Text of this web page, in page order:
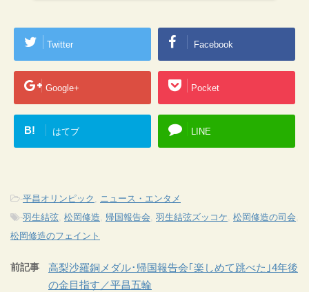
Twitter Facebook
Google+ Pocket
B! はてブ LINE
-平昌オリンピック , ニュース・エンタメ
-羽生結弦, 松岡修造, 帰国報告会, 羽生結弦ズッコケ, 松岡修造の司会,
松岡修造のフェイント
前記事
高梨沙羅銅メダル･帰国報告会｢楽しめて跳べた｣4年後
の金目指す／平昌五輪